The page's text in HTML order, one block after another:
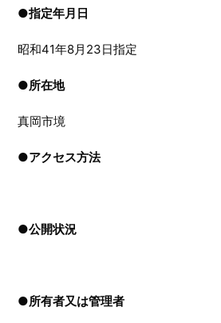
●指定年月日
昭和41年8月23日指定
●所在地
真岡市境
●アクセス方法
●公開状況
●所有者又は管理者